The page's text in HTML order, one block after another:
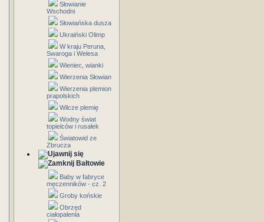
Słowianie
Wschodni
Słowiańska dusza
Ukraiński Olimp
W kraju Peruna,
Swaroga i Welesa
Wieniec, wianki
Wierzenia Słowian
Wierzenia plemion
prapolskich
Wilcze plemię
Wodny świat
topielców i rusałek
Światowid ze
Zbrucza
Bałtowie
Baby w fabryce
męczenników - cz. 2
Groby końskie
Obrzęd
ciałopalenia